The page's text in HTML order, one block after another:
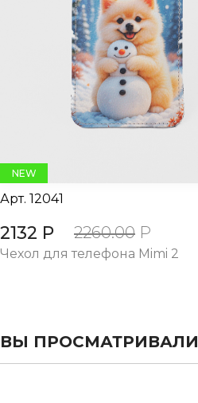
NEW
Арт. 12041
2132 Р 2260.00 Р
Чехол для телефона Mimi 2
ВЫ ПРОСМАТРИВАЛИ